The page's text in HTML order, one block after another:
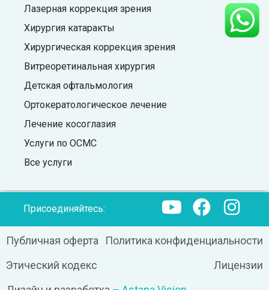
Лазерная коррекция зрения
Хирургия катаракты
Хирургическая коррекция зрения
Витреоретинальная хирургия
Детская офтальмология
Ортокератологическое лечение
Лечение косоглазия
Услуги по ОСМС
Все услуги
Присоединяйтесь:
Публичная оферта
Политика конфиденциальности
Этический кодекс
Лицензии